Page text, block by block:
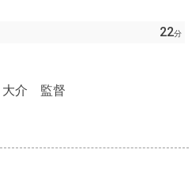
22分
介 監督